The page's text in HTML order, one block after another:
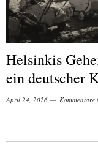
Helsinkis
ein deutscher
April 24, 2026 Kommentare